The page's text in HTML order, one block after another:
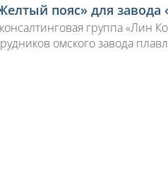
пояс» для завода
группа «Лин
омского завода